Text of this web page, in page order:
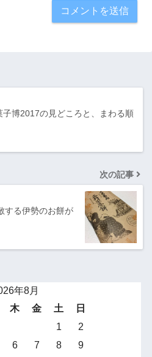
子博2017の見どころと、まわる順
次の記事
する伊勢のお餅が
年8月
木 金 土
日
1
2
6 7 8
9